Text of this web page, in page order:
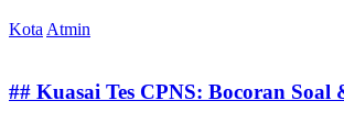
Kota Atmin
## Kuasai Tes CPNS: Bocoran Soal